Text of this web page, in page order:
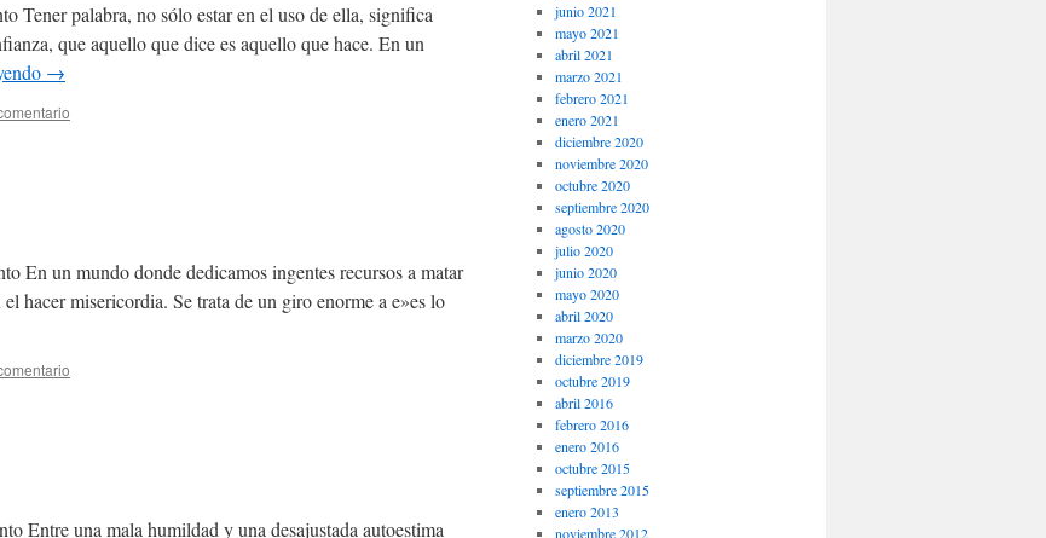
Tener palabra, no sólo estar en el uso de ella, significa
que aquello que dice es aquello que hace. En un
→
En un mundo donde dedicamos ingentes recursos a matar
hacer misericordia. Se trata de un giro enorme a e»es lo
Entre una mala humildad y una desajustada autoestima
junio 2021
mayo 2021
abril 2021
marzo 2021
febrero 2021
enero 2021
diciembre 2020
noviembre 2020
octubre 2020
septiembre 2020
agosto 2020
julio 2020
junio 2020
mayo 2020
abril 2020
marzo 2020
diciembre 2019
octubre 2019
abril 2016
febrero 2016
enero 2016
octubre 2015
septiembre 2015
enero 2013
noviembre 2012